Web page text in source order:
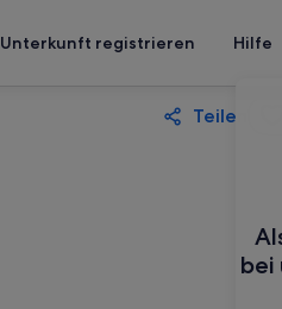
Unterkunft registrieren Hilfe
bei
Teilen